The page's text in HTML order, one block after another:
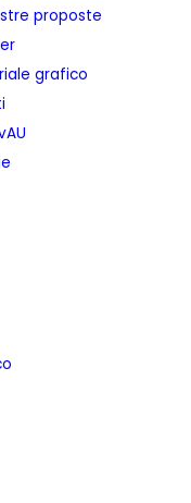
proposte
grafico